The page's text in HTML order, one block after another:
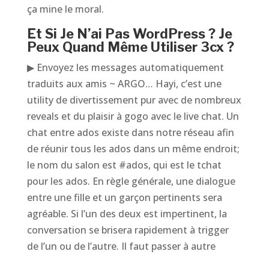
ça mine le moral.
Et Si Je N’ai Pas WordPress ? Je
Peux Quand Même Utiliser 3cx ?
▶ Envoyez les messages automatiquement
traduits aux amis ~ ARGO… Hayi, c’est une
utility de divertissement pur avec de nombreux
reveals et du plaisir à gogo avec le live chat. Un
chat entre ados existe dans notre réseau afin
de réunir tous les ados dans un même endroit;
le nom du salon est #ados, qui est le tchat
pour les ados. En règle générale, une dialogue
entre une fille et un garçon pertinents sera
agréable. Si l’un des deux est impertinent, la
conversation se brisera rapidement à trigger
de l’un ou de l’autre. Il faut passer à autre